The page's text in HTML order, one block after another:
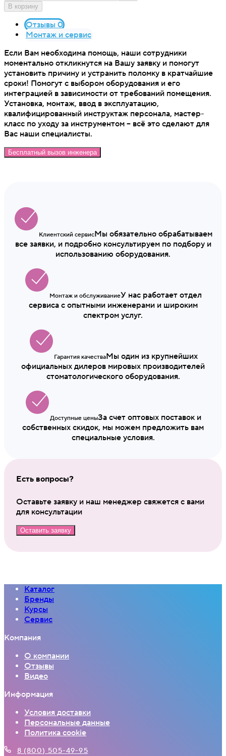
В корзину
Отзывы 0
Монтаж и сервис
Если Вам необходима помощь, наши сотрудники
моментально откликнутся на Вашу заявку и помогут
установить причину и устранить поломку в кратчайшие
сроки! Помогут с выбором оборудования и его
интеграцией в зависимости от требований помещения.
Установка, монтаж, ввод в эксплуатацию,
квалифицированный инструктаж персонала, мастер-
класс по уходу за инструментом – всё это сделают для
Вас наши специалисты.
Бесплатный вызов инженера
Клиентский сервисМы обязательно обрабатываем
все заявки, и подробно консультируем по подбору и
использованию оборудования.
Монтаж и обслуживаниеУ нас работает отдел
сервиса с опытными инженерами и широким
спектром услуг.
Гарантия качестваМы один из крупнейших
официальных дилеров мировых производителей
стоматологического оборудования.
Доступные ценыЗа счет оптовых поставок и
собственных скидок, мы можем предложить вам
специальные условия.
Есть вопросы?
Оставьте заявку и наш менеджер свяжется с вами
для консультации
Оставить заявку
Каталог
Бренды
Курсы
Сервис
Компания
О компании
Отзывы
Видео
Информация
Условия доставки
Персональные данные
Политика cookie
8 (800) 505-49-95